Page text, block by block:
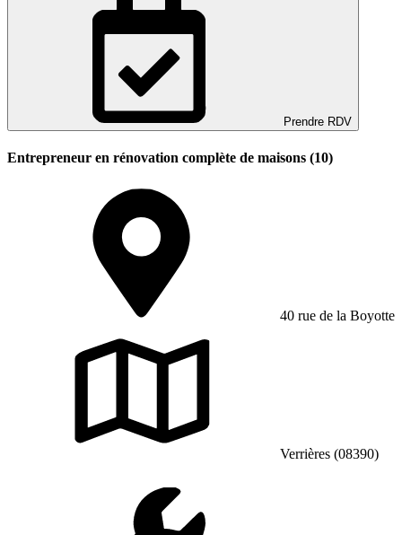
Prendre RDV
Entrepreneur en rénovation complète de maisons (10)
40 rue de la Boyotte
Verrières (08390)